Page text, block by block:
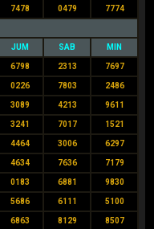
7478 0479 7774
JUM SAB MIN
6798 2313 7697
0226 7803 2486
3089 4213 9611
3241 7017 1521
4464 3006 6297
4634 7636 7179
0183 6881 9830
5686 6111 5100
6863 8129 8507